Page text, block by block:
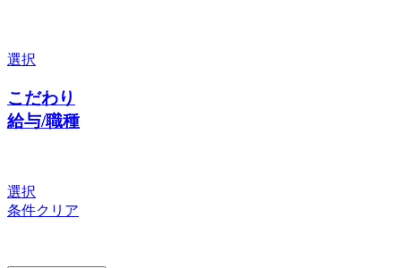
選択
こだわり
給与/職種
選択
条件クリア